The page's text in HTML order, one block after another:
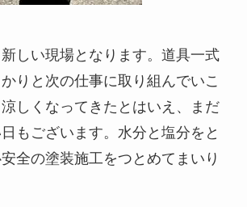
しい現場となります。道具一式
りと次の仕事に取り組んでいこ
しくなってきたとはいえ、まだ
もございます。水分と塩分をと
全の塗装施工をつとめてまいり